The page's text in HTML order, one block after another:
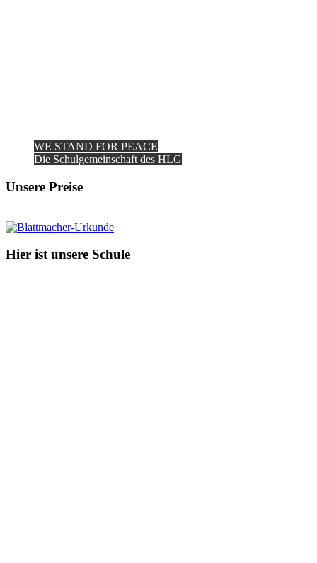
WE STAND FOR PEACE
Die Schulgemeinschaft des HLG
Unsere Preise
Hier ist unsere Schule